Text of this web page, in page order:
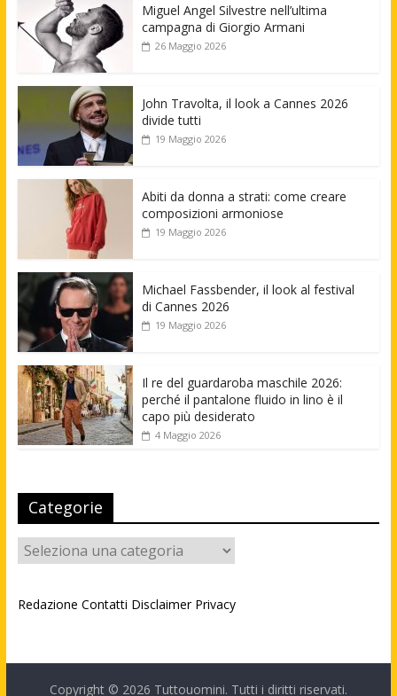
Miguel Angel Silvestre nell’ultima
campagna di Giorgio Armani
26 Maggio 2026
John Travolta, il look a Cannes 2026
divide tutti
19 Maggio 2026
Abiti da donna a strati: come creare
composizioni armoniose
19 Maggio 2026
Michael Fassbender, il look al festival
di Cannes 2026
19 Maggio 2026
Il re del guardaroba maschile 2026:
perché il pantalone fluido in lino è il
capo più desiderato
4 Maggio 2026
Categorie
Categorie
Redazione Contatti Disclaimer Privacy
Copyright © 2026 Tuttouomini. Tutti i diritti riservati.